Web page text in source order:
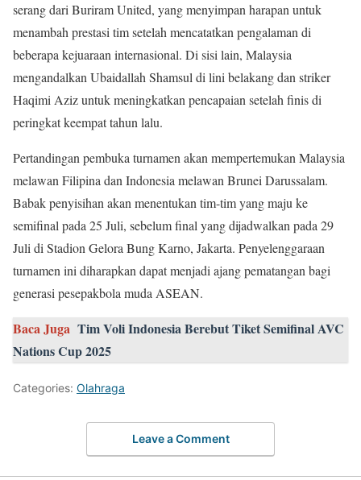
serang dari Buriram United, yang menyimpan harapan untuk
menambah prestasi tim setelah mencatatkan pengalaman di
beberapa kejuaraan internasional. Di sisi lain, Malaysia
mengandalkan Ubaidallah Shamsul di lini belakang dan striker
Haqimi Aziz untuk meningkatkan pencapaian setelah finis di
peringkat keempat tahun lalu.
Pertandingan pembuka turnamen akan mempertemukan Malaysia
melawan Filipina dan Indonesia melawan Brunei Darussalam.
Babak penyisihan akan menentukan tim-tim yang maju ke
semifinal pada 25 Juli, sebelum final yang dijadwalkan pada 29
Juli di Stadion Gelora Bung Karno, Jakarta. Penyelenggaraan
turnamen ini diharapkan dapat menjadi ajang pematangan bagi
generasi pesepakbola muda ASEAN.
Baca Juga Tim Voli Indonesia Berebut Tiket Semifinal AVC
Nations Cup 2025
Categories: Olahraga
Leave a Comment